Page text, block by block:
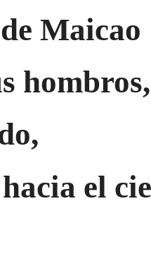
Maicao
hombros,
el